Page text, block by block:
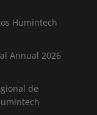
Humintech
Annual 2026
de